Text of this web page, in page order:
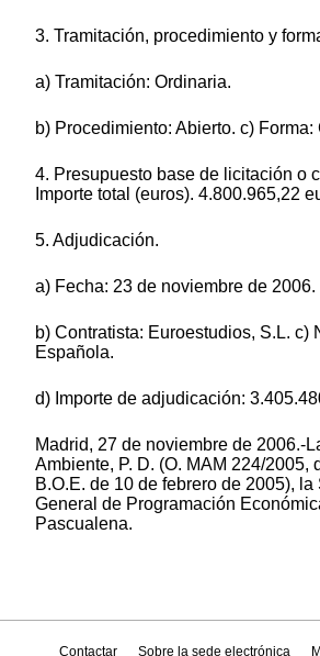
3. Tramitación, procedimiento y
a) Tramitación: Ordinaria.
b) Procedimiento: Abierto. c) Forma:
4. Presupuesto base de licitación o
Importe total (euros). 4.800.965,22
5. Adjudicación.
a) Fecha: 23 de noviembre de 2006.
b) Contratista: Euroestudios, S.L. c)
Española.
d) Importe de adjudicación:
Madrid, 27 de noviembre de 2006.-
Ambiente, P. D. (O. MAM 224/2005,
B.O.E. de 10 de febrero de 2005), la
General de Programación
Pascualena.
Contactar Sobre la sede electrónica